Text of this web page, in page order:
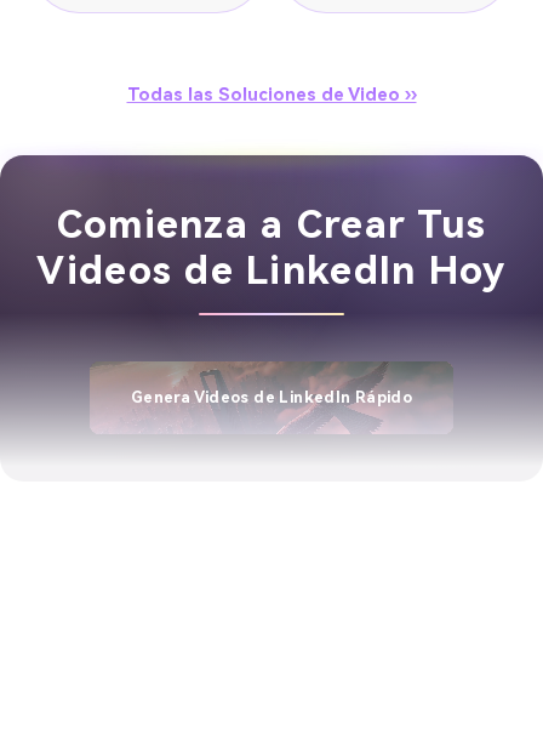
Todas las Soluciones de Video ››
Comienza a Crear Tus
Videos de LinkedIn Hoy
Genera Videos de LinkedIn Rápido